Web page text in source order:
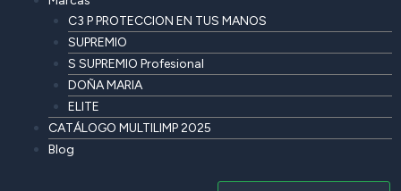
C3 P PROTECCION EN TUS MANOS
SUPREMIO
S SUPREMIO Profesional
DOÑA MARIA
ELITE
CATÁLOGO MULTILIMP 2025
Blog